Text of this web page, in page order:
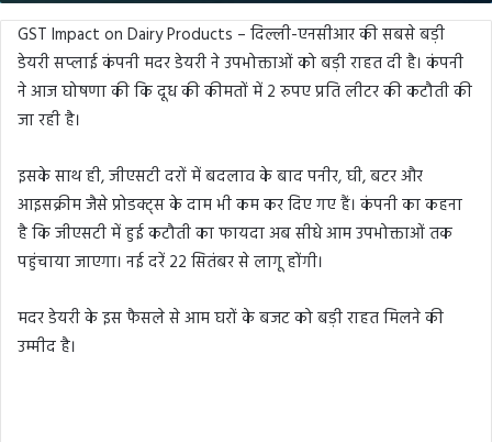
GST Impact on Dairy Products – दिल्ली-एनसीआर की सबसे बड़ी
डेयरी सप्लाई कंपनी मदर डेयरी ने उपभोक्ताओं को बड़ी राहत दी है। कंपनी
ने आज घोषणा की कि दूध की कीमतों में 2 रुपए प्रति लीटर की कटौती की
जा रही है।
इसके साथ ही, जीएसटी दरों में बदलाव के बाद पनीर, घी, बटर और
आइसक्रीम जैसे प्रोडक्ट्स के दाम भी कम कर दिए गए हैं। कंपनी का कहना
है कि जीएसटी में हुई कटौती का फायदा अब सीधे आम उपभोक्ताओं तक
पहुंचाया जाएगा। नई दरें 22 सितंबर से लागू होंगी।
मदर डेयरी के इस फैसले से आम घरों के बजट को बड़ी राहत मिलने की
उम्मीद है।